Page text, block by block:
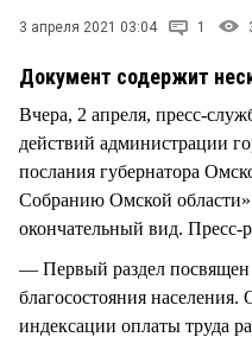
3 апреля 2021 03:04 1
Документ содержит
Вчера, 2 апреля, пресс-
действий администрации
послания губернатора
Собранию Омской
окончательный вид. Пресс-
— Первый раздел
благосостояния
индексации оплаты труда